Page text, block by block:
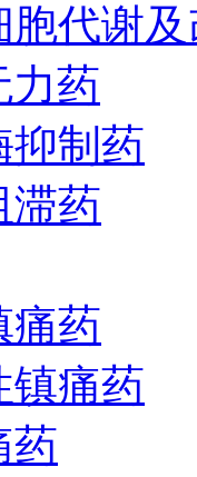
胞代谢
力药
抑制药
滞药
痛药
镇痛药
药